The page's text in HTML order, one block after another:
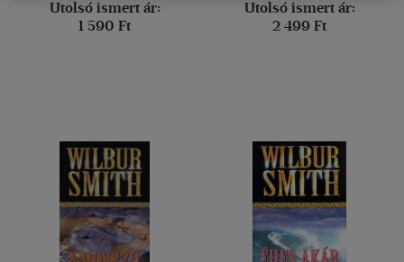
Utolsó ismert ár:
1 590 Ft
Utolsó ismert ár:
2 499 Ft